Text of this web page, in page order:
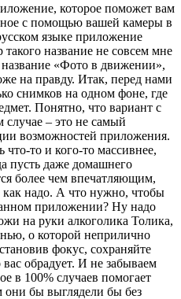
которое поможет вам
с помощью вашей камеры в
языке приложение
название не совсем мне
«Фото в движении»,
на правду. Итак, перед нами
снимков на одном фоне, где
Понятно, что вариант с
случае – это не самый
возможностей приложения.
то и кого-то массивнее,
пусть даже домашнего
более чем впечатляющим,
как надо. А что нужно, чтобы
приложении? Ну надо
на руки алкоголика Толика,
о которой неприлично
фокус, сохраняйте
вас обрадует. И не забываем
в 100% случаев помогает
они бы выглядели бы без